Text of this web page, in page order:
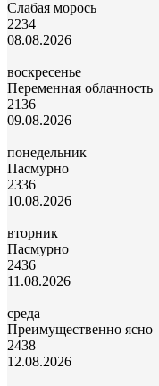
Слабая морось
2234
08.08.2026
воскресенье
Переменная облачность
2136
09.08.2026
понедельник
Пасмурно
2336
10.08.2026
вторник
Пасмурно
2436
11.08.2026
среда
Преимущественно ясно
2438
12.08.2026